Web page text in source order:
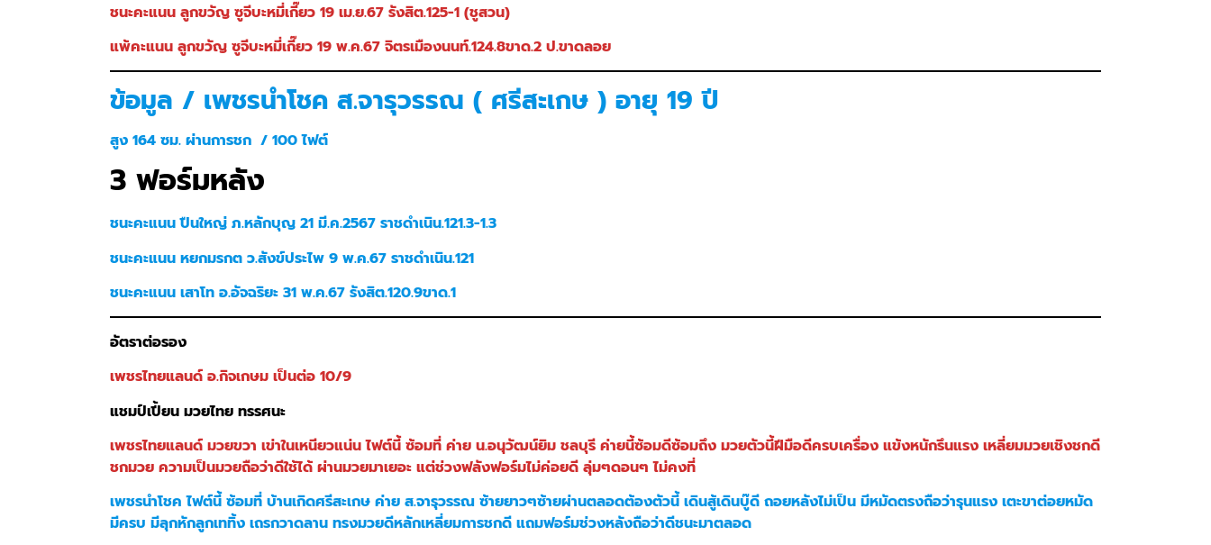
ชนะคะแนน ลูกขวัญ ซูจีบะหมี่เกี๊ยว 19 เม.ย.67 รังสิต.125-1 (ชูสวน)
แพ้คะแนน ลูกขวัญ ซูจีบะหมี่เกี๊ยว 19 พ.ค.67 จิตรเมืองนนท์.124.8ขาด.2 ป.ขาดลอย
ข้อมูล / เพชรนำโชค ส.จารุวรรณ ( ศรีสะเกษ ) อายุ 19 ปี
สูง 164 ซม. ผ่านการชก / 100 ไฟต์
3 ฟอร์มหลัง
ชนะคะแนน ปืนใหญ่ ภ.หลักบุญ 21 มี.ค.2567 ราชดำเนิน.121.3-1.3
ชนะคะแนน หยกมรกต ว.สังข์ประไพ 9 พ.ค.67 ราชดำเนิน.121
ชนะคะแนน เสาโท อ.อัจฉริยะ 31 พ.ค.67 รังสิต.120.9ขาด.1
อัตราต่อรอง
เพชรไทยแลนด์ อ.กิจเกษม เป็นต่อ 10/9
แชมป์เปี้ยน มวยไทย ทรรศนะ
เพชรไทยแลนด์ มวยขวา เข่าในเหนียวแน่น ไฟต์นี้ ซ้อมที่ ค่าย น.อนุวัฒน์ยิม ชลบุรี ค่ายนี้ซ้อมดีซ้อมถึง มวยตัวนี้ฝีมือดีครบเครื่อง แข้งหนักรึนแรง เหลี่ยมมวยเชิงชกดี
ชกมวย ความเป็นมวยถือว่าดีใช้ได้ ผ่านมวยมาเยอะ แต่ช่วงฟลังฟอร์มไม่ค่อยดี ลุ่มๆดอนๆ ไม่คงที่
เพชรนำโชค ไฟต์นี้ ซ้อมที่ บ้านเกิดศรีสะเกษ ค่าย ส.จารุวรรณ ซ้ายยาวๆซ้ายผ่านตลอดต้องตัวนี้ เดินสู้เดินบู๊ดี ถอยหลังไม่เป็น มีหมัดตรงถือว่ารุนแรง เตะขาต่อยหมัด
มีครบ มีลุกหักลูกเททิ้ง เถรกวาดลาน ทรงมวยดีหลักเหลี่ยมการชกดี แถมฟอร์มช่วงหลังถือว่าดีชนะมาตลอด